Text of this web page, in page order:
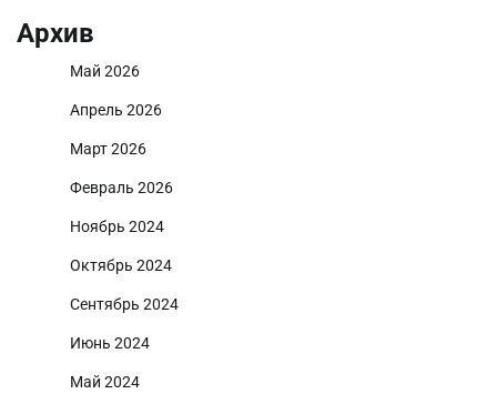
Архив
Май 2026
Апрель 2026
Март 2026
Февраль 2026
Ноябрь 2024
Октябрь 2024
Сентябрь 2024
Июнь 2024
Май 2024